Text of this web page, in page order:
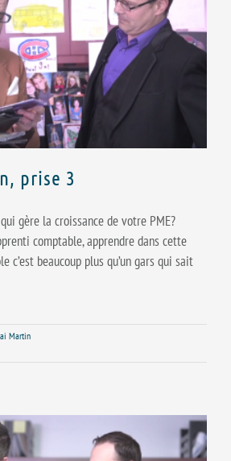
prise 3
gère la croissance de votre PME?
comptable, apprendre dans cette
c’est beaucoup plus qu’un gars qui sait
Martin